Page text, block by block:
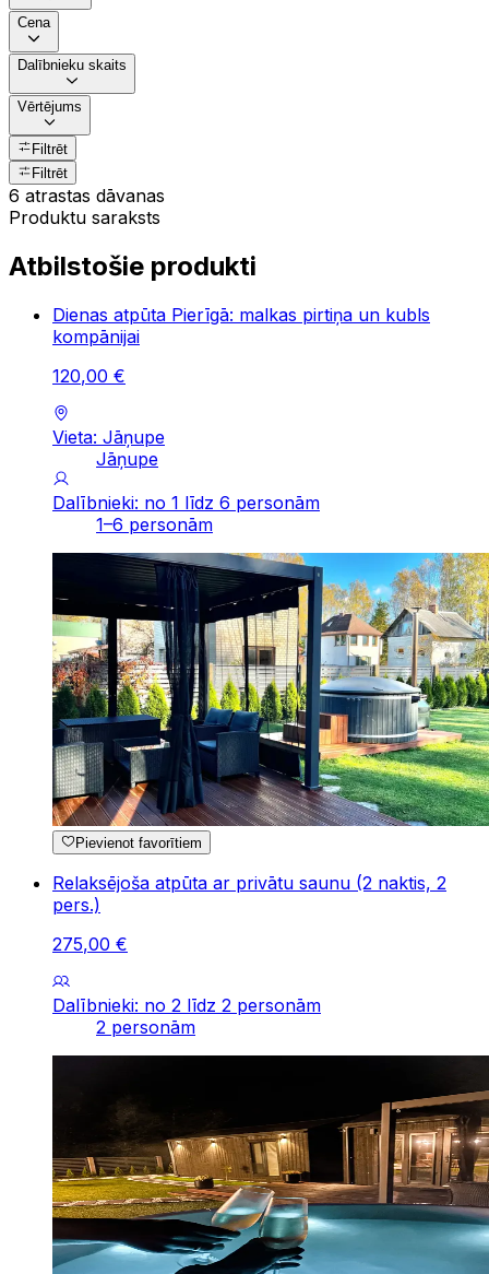
Cena
Dalībnieku skaits
Vērtējums
Filtrēt
Filtrēt
6 atrastas dāvanas
Produktu saraksts
Atbilstošie produkti
Dienas atpūta Pierīgā: malkas pirtiņa un kubls
kompānijai
120,00 €
Vieta: Jāņupe
Jāņupe
Dalībnieki: no 1 līdz 6 personām
1–6 personām
Pievienot favorītiem
Relaksējoša atpūta ar privātu saunu (2 naktis, 2
pers.)
275,00 €
Dalībnieki: no 2 līdz 2 personām
2 personām